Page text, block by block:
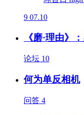
9 07.10
《磨·理由》
论坛 10
何为单反相机
问答 4